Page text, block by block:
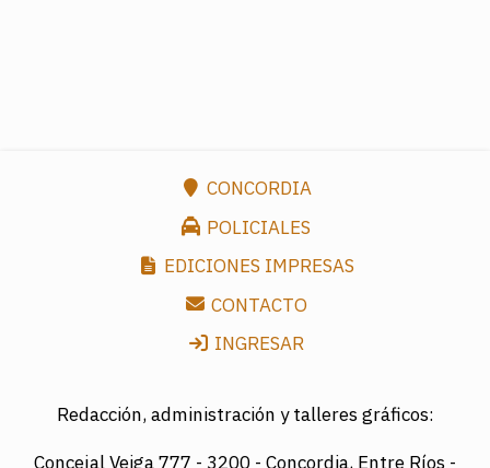
CONCORDIA
POLICIALES
EDICIONES IMPRESAS
CONTACTO
INGRESAR
Redacción, administración y talleres gráficos:
Concejal Veiga 777 - 3200 - Concordia, Entre Ríos -